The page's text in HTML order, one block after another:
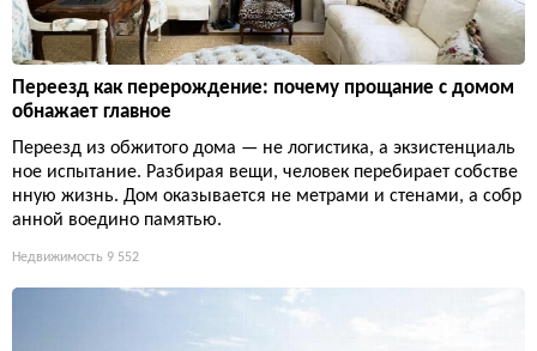
Переезд как перерождение: почему прощание с домом
обнажает главное
Переезд из обжитого дома — не логистика, а экзистенциаль
ное испытание. Разбирая вещи, человек перебирает собстве
нную жизнь. Дом оказывается не метрами и стенами, а собр
анной воедино памятью.
Недвижимость 9 552